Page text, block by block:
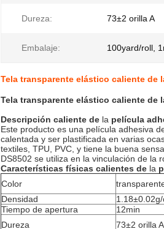
Dureza: 73±2 orilla A
Embalaje: 100yard/roll,
Tela transparente elástico caliente de
Tela transparente elástico caliente de
Descripción caliente de la película
Este producto es una película adhesiva
calentada y ser plastificada en varias
textiles, TPU, PVC, y tiene la buena
DS8502 se utiliza en la vinculación de la
Características físicas calientes de la
Color
Densidad
Tiempo de apertura
12min
Dureza
73±2 orilla A